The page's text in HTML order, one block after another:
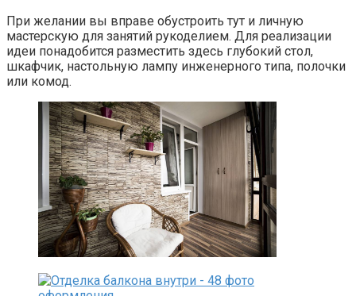
При желании вы вправе обустроить тут и личную
мастерскую для занятий рукоделием. Для реализации
идеи понадобится разместить здесь глубокий стол,
шкафчик, настольную лампу инженерного типа, полочки
или комод.